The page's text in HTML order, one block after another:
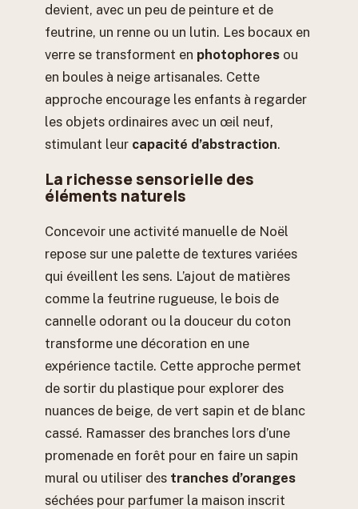
devient, avec un peu de peinture et de
feutrine, un renne ou un lutin. Les bocaux en
verre se transforment en photophores ou
en boules à neige artisanales. Cette
approche encourage les enfants à regarder
les objets ordinaires avec un œil neuf,
stimulant leur capacité d’abstraction.
La richesse sensorielle des
éléments naturels
Concevoir une activité manuelle de Noël
repose sur une palette de textures variées
qui éveillent les sens. L’ajout de matières
comme la feutrine rugueuse, le bois de
cannelle odorant ou la douceur du coton
transforme une décoration en une
expérience tactile. Cette approche permet
de sortir du plastique pour explorer des
nuances de beige, de vert sapin et de blanc
cassé. Ramasser des branches lors d’une
promenade en forêt pour en faire un sapin
mural ou utiliser des tranches d’oranges
séchées pour parfumer la maison inscrit